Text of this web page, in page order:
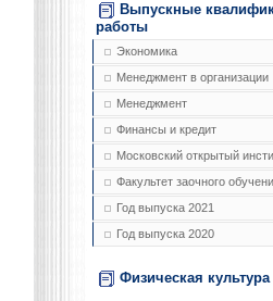
Выпускные
работы
Экономика
Менеджмент в организации
Менеджмент
Финансы и кредит
Московский открытый
Факультет заочного
Год выпуска 2021
Год выпуска 2020
Физическая культура